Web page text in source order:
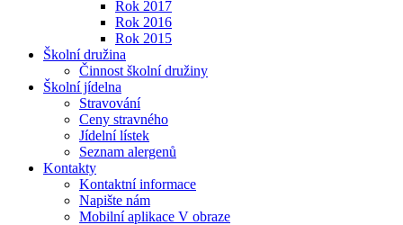
Rok 2017
Rok 2016
Rok 2015
Školní družina
Činnost školní družiny
Školní jídelna
Stravování
Ceny stravného
Jídelní lístek
Seznam alergenů
Kontakty
Kontaktní informace
Napište nám
Mobilní aplikace V obraze